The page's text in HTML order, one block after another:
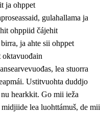
ja ohppet
gulahallama ja
ohppiid čájehit
ja ahte sii ohppet
oktavuođain
lea stuorra
Ustitvuohta duddjo
hearkkit. Go mii ieža
lea luohttámuš, de mii